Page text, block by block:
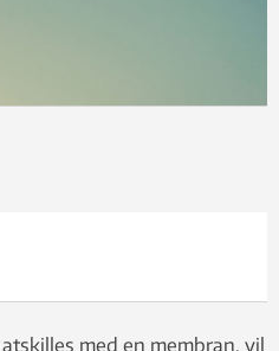
med en membran, vil